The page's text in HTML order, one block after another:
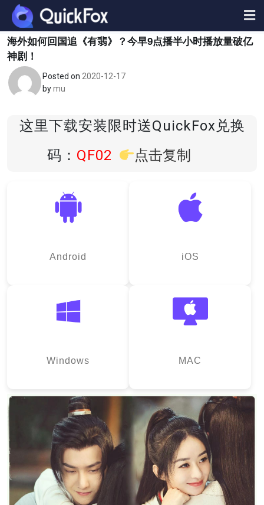
Skip
content
海外如何回国追《有翡》？今早9点播半小时播放量破亿
神剧！
Posted on 2020-12-17
bymu
这里下载安装限时送QuickFox兑换
码： QF02 点击复制
Android iOS
Windows MAC